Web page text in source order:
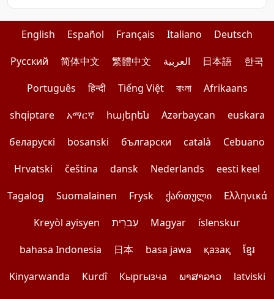
English Español Français Italiano
Deutsch
Pусский
简体中文 繁體中文 العربية 日本語
한국
Português
हिन्दी Tiếng Việt বাংলা
Afrikaans
shqiptare
አማርኛ հայերեն Azərbaycan
euskara
беларускі
bosanski български català
Cebuano
Hrvatski
čeština dansk Nederlands
eesti keel
Tagalog
Suomalainen Frysk ქართული
Ελληνικά
Kreyòl ayisyen
עִברִית Magyar
íslenskur
bahasa Indonesia
日本 basa jawa қазақ
ខ្មែរ
Kinyarwanda
Kurdî Кыргызча ພາສາລາວ
latviski